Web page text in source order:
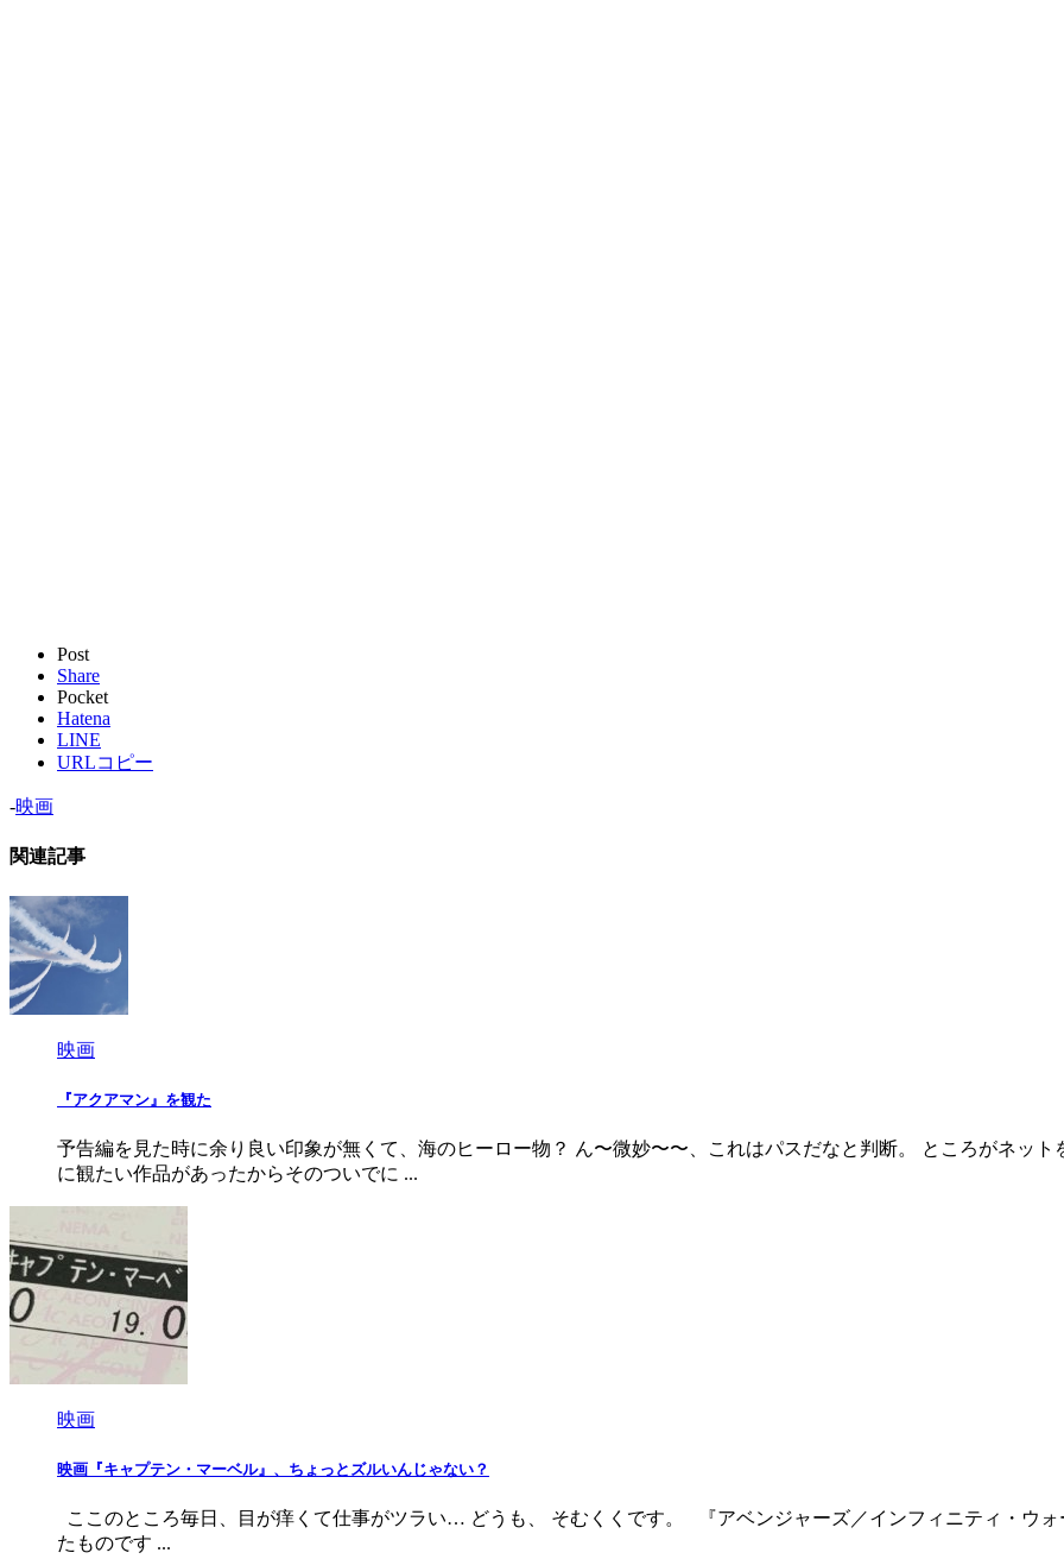
Post
Share
Pocket
Hatena
LINE
URLコピー
-映画
関連記事
映画
『アクアマン』を観た
予告編を見た時に余り良い印象が無くて、海のヒーロー物？ ん〜微妙〜〜、これはパスだなと判断。 ところがネッ
に観たい作品があったからそのついでに ...
映画
映画『キャプテン・マーベル』、ちょっとズルいんじゃない？
ここのところ毎日、目が痒くて仕事がツラい… どうも、 そむくくです。 『アベンジャーズ／インフィニティ・ウ
たものです ...